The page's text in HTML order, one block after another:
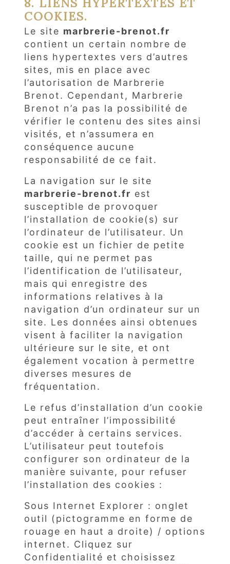
COOKIES.
Le site marbrerie-brenot.fr
contient un certain nombre de
liens hypertextes vers d’autres
sites, mis en place avec
l’autorisation de Marbrerie
Brenot. Cependant, Marbrerie
Brenot n’a pas la possibilité de
vérifier le contenu des sites ainsi
visités, et n’assumera en
conséquence aucune
responsabilité de ce fait.
La navigation sur le site
marbrerie-brenot.fr est
susceptible de provoquer
l’installation de cookie(s) sur
l’ordinateur de l’utilisateur. Un
cookie est un fichier de petite
taille, qui ne permet pas
l’identification de l’utilisateur,
mais qui enregistre des
informations relatives à la
navigation d’un ordinateur sur un
site. Les données ainsi obtenues
visent à faciliter la navigation
ultérieure sur le site, et ont
également vocation à permettre
diverses mesures de
fréquentation.
Le refus d’installation d’un cookie
peut entraîner l’impossibilité
d’accéder à certains services.
L’utilisateur peut toutefois
configurer son ordinateur de la
manière suivante, pour refuser
l’installation des cookies :
Sous Internet Explorer : onglet
outil (pictogramme en forme de
rouage en haut a droite) / options
internet. Cliquez sur
Confidentialité et choisissez